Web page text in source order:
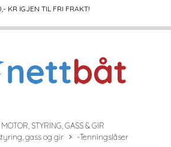
,- KR IGJEN TIL FRI FRAKT!
MOTOR, STYRING, GASS & GIR
gass og gir
-Tenningslåser